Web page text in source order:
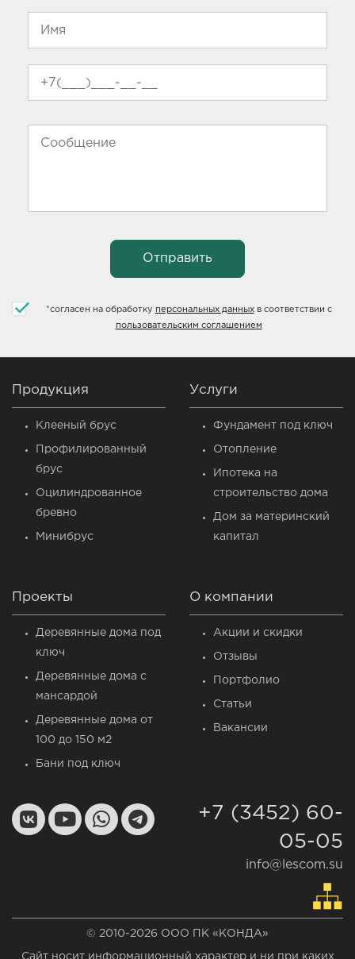
*согласен на обработку персональных данныхв соответствии с
пользовательским соглашением
Продукция
Клееный брус
Профилированный
брус
Оцилиндрованное
бревно
Минибрус
Услуги
Фундамент под ключ
Отопление
Ипотека на
строительство дома
Дом за материнский
капитал
Проекты
Деревянные дома под
ключ
Деревянные дома c
мансардой
Деревянные дома от
100 до 150 м2
Бани под ключ
О компании
Акции и скидки
Отзывы
Портфолио
Статьи
Вакансии
+7 (3452) 60-
05-05
info@lescom.su
© 2010-2026 ООО ПК «КОНДА»
Сайт носит информационный характер и ни при каких